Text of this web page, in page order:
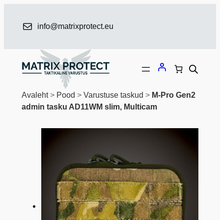
info@matrixprotect.eu
Avaleht> Pood > Varustuse taskud > M-Pro Gen2
admin tasku AD11WM slim, Multicam